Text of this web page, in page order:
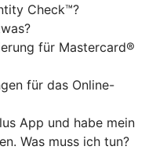
Check™?
für Mastercard®
für das Online-
App und habe mein
Was muss ich tun?